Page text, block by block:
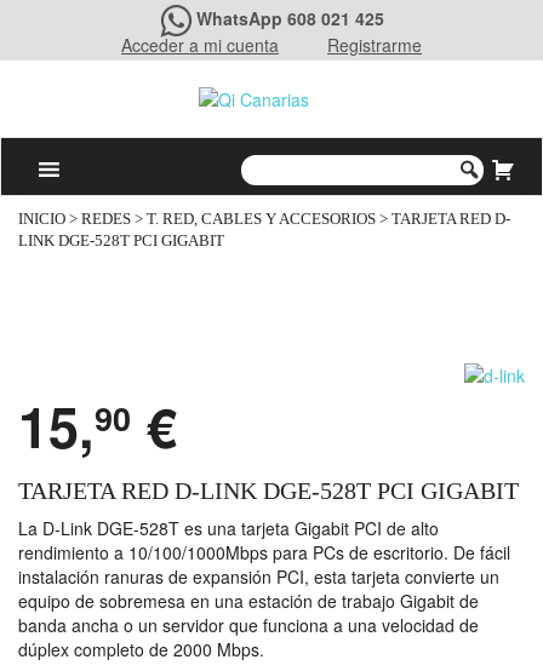
WhatsApp 608 021 425
Acceder a mi cuenta
Registrarme
INICIO > REDES > T. RED, CABLES Y ACCESORIOS > TARJETA RED D-
LINK DGE-528T PCI GIGABIT
15,90 €
TARJETA RED D-LINK DGE-528T PCI GIGABIT
La D-Link DGE-528T es una tarjeta Gigabit PCI de alto
rendimiento a 10/100/1000Mbps para PCs de escritorio. De fácil
instalación ranuras de expansión PCI, esta tarjeta convierte un
equipo de sobremesa en una estación de trabajo Gigabit de
banda ancha o un servidor que funciona a una velocidad de
dúplex completo de 2000 Mbps.